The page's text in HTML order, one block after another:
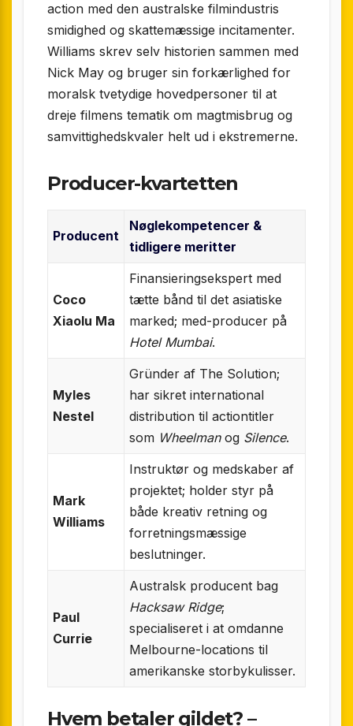
action med den australske filmindustris
smidighed og skattemæssige incitamenter.
Williams skrev selv historien sammen med
Nick May og bruger sin forkærlighed for
moralsk tvetydige hovedpersoner til at
dreje filmens tematik om magtmisbrug og
samvittighedskvaler helt ud i ekstremerne.
Producer-kvartetten
Producent
Nøgle­kompetencer &
tidligere meritter
Coco
Xiaolu Ma
Finansieringsekspert med
tætte bånd til det asiatiske
marked; med-producer på
Hotel Mumbai.
Myles
Nestel
Gründer af The Solution;
har sikret international
distribution til actiontitler
som Wheelmanog Silence.
Mark
Williams
Instruktør og medskaber af
projektet; holder styr på
både kreativ retning og
forretningsmæssige
beslutninger.
Paul
Currie
Australsk producent bag
Hacksaw Ridge;
specialiseret i at omdanne
Melbourne-locations til
amerikanske storbykulisser.
Hvem betaler gildet? –